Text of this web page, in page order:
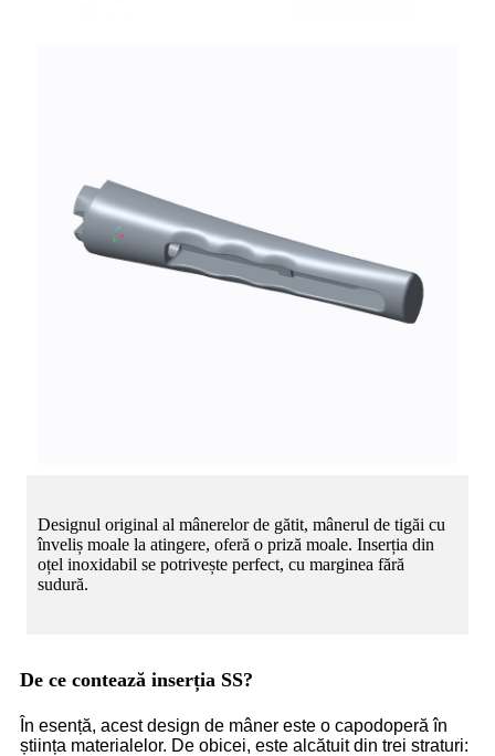
Designul original al mânerelor de gătit, mânerul de tigăi cu
înveliș moale la atingere, oferă o priză moale. Inserția din
oțel inoxidabil se potrivește perfect, cu marginea fără
sudură.
De ce contează inserția SS?
În esență, acest design de mâner este o capodoperă în
știința materialelor. De obicei, este alcătuit din trei straturi: